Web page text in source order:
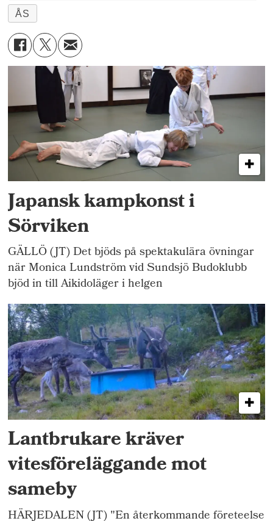
ÅS
Japansk kampkonst i
Sörviken
GÄLLÖ (JT) Det bjöds på spektakulära övningar
när Monica Lundström vid Sundsjö Budoklubb
bjöd in till Aikidoläger i helgen
Lantbrukare kräver
vitesföreläggande mot
sameby
HÄRJEDALEN (JT) "En återkommande företeelse